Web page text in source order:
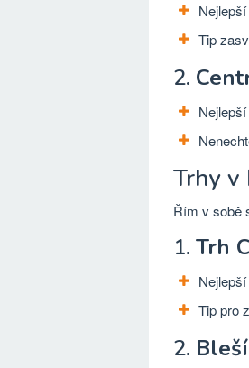
Tip
2.
Trhy v
Řím v sobě
1. Trh
Tip pro
2.